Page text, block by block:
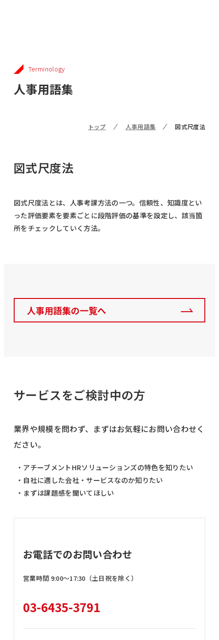
Terminology
人事用語集
トップ 人事用語集 図式尺度法
図式尺度法
図式尺度法とは、人事考課方法の一つ。信頼性、知識度とい
った評価要素を要素ごとに段階評価の基準を設定し、該当箇
所をチェックしていく方法。
人事用語集の一覧へ
サービスをご検討中の方
業界や規模を問わず、まずはお気軽にお問い合わせく
ださい。
・アチーブメントHRソリューションズの特色を知りたい
・自社に適した会社・サービスなのか知りたい
・まずは課題感を聞いてほしい
お電話でのお問い合わせ
営業時間 9:00〜17:30（土日祝を除く）
03-6435-3791